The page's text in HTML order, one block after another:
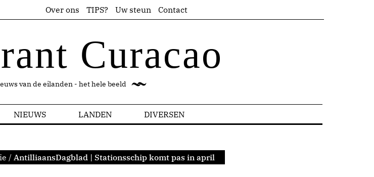
Over ons TIPS? Uw steun Contact
Curacao
van de eilanden - het hele beeld
NIEUWS LANDEN DIVERSEN
/ AntilliaansDagblad | Stationsschip komt pas in april